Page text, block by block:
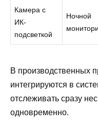
Камера с
ИК-
подсветкой
Ночной
В производственных
интегрируются в
отслеживать сразу
одновременно.